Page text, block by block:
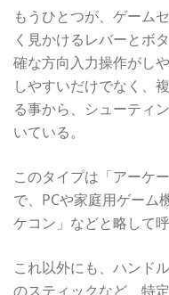
もうひとつが、ゲーム
く見かけるレバーとボ
確な方向入力操作がし
しやすいだけでなく、
る事から、シューティ
いている。
このタイプは「アーケ
で、PCや家庭用ゲーム
ケコン」などと略して
これ以外にも、ハンド
のスティックなど、特